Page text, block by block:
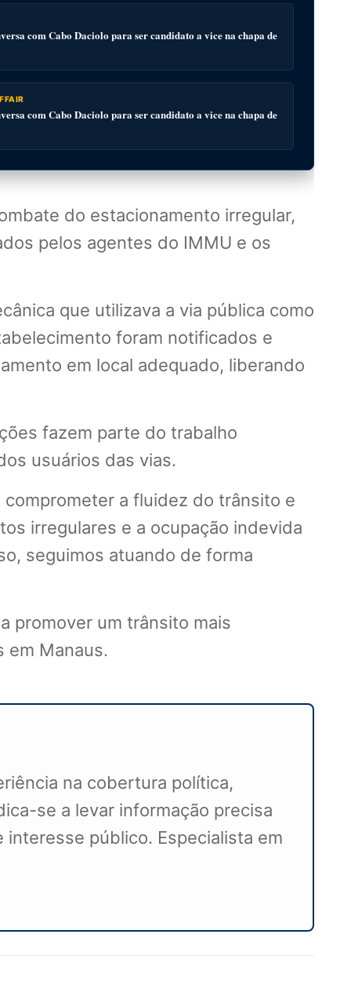
com Cabo Daciolo para ser candidato a vice na chapa de
com Cabo Daciolo para ser candidato a vice na chapa de
do estacionamento irregular,
pelos agentes do IMMU e os
que utilizava a via pública como
foram notificados e
em local adequado, liberando
fazem parte do trabalho
usuários das vias.
a fluidez do trânsito e
irregulares e a ocupação indevida
seguimos atuando de forma
promover um trânsito mais
em Manaus.
na cobertura política,
se a levar informação precisa
público. Especialista em